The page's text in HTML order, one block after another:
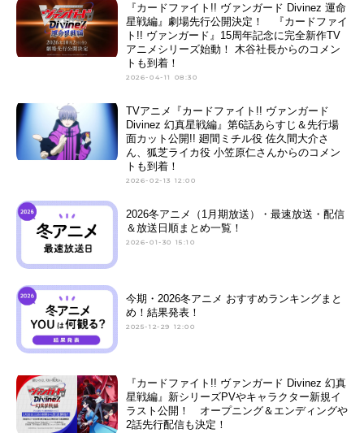
『カードファイト!! ヴァンガード Divinez 運命
星戦編』劇場先行公開決定！ 『カードファイ
ト!! ヴァンガード』15周年記念に完全新作TV
アニメシリーズ始動！ 木谷社長からのコメン
トも到着！
2026-04-11 08:30
TVアニメ『カードファイト!! ヴァンガード
Divinez 幻真星戦編』第6話あらすじ＆先行場
面カット公開!! 廻間ミチル役 佐久間大介さ
ん、狐芝ライカ役 小笠原仁さんからのコメン
トも到着！
2026-02-13 12:00
2026冬アニメ（1月期放送）・最速放送・配信
＆放送日順まとめ一覧！
2026-01-30 15:10
今期・2026冬アニメ おすすめランキングまと
め！結果発表！
2025-12-29 12:00
『カードファイト!! ヴァンガード Divinez 幻真
星戦編』新シリーズPVやキャラクター新規イ
ラスト公開！ オープニング＆エンディングや
2話先行配信も決定！